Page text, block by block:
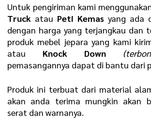
Untuk pengiriman kami
Truck atau Peti Kemas yang ada
dengan harga yang terjangkau dan
produk mebel jepara yang kami
atau Knock Down
pemasangannya dapat di bantu dari
Produk ini terbuat dari material
akan anda terima mungkin akan
serat dan warnanya.